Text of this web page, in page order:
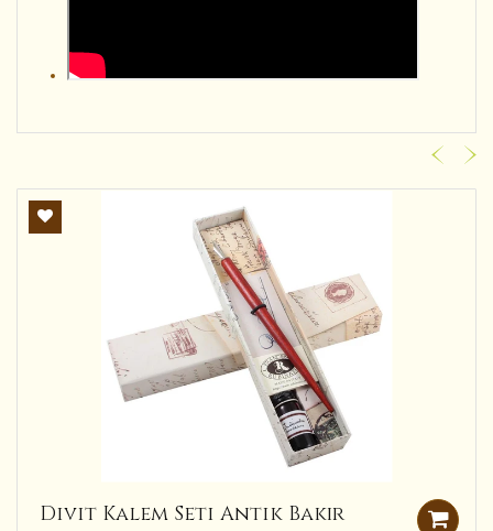
Divit Kalem Seti Antik Bakır